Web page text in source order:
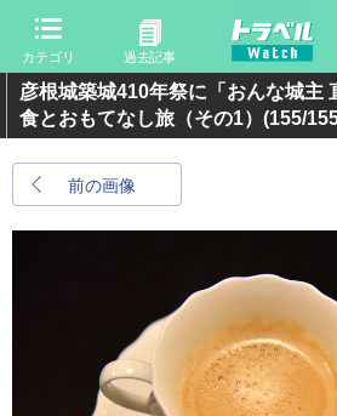
カテゴリ 過去記事
彦根城築城410年祭に「おんな城主
食とおもてなし旅（その1） (155/
前の画像